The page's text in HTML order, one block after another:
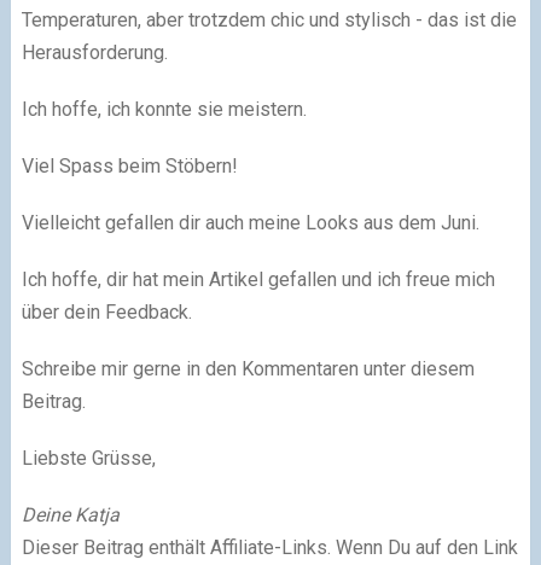
Temperaturen, aber trotzdem chic und stylisch - das ist die
Herausforderung.
Ich hoffe, ich konnte sie meistern.
Viel Spass beim Stöbern!
Vielleicht gefallen dir auch meine Looks aus dem Juni.
Ich hoffe, dir hat mein Artikel gefallen und ich freue mich
über dein Feedback.
Schreibe mir gerne in den Kommentaren unter diesem
Beitrag.
Liebste Grüsse,
Deine Katja
Dieser Beitrag enthält Affiliate-Links. Wenn Du auf den Link